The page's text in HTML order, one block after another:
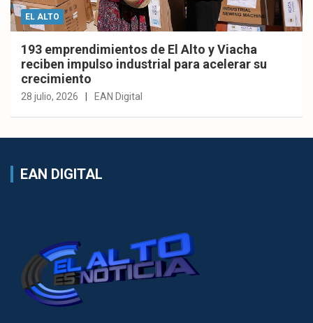
EL ALTO
193 emprendimientos de El Alto y Viacha
reciben impulso industrial para acelerar su
crecimiento
28 julio, 2026 EAN Digital
EAN DIGITAL